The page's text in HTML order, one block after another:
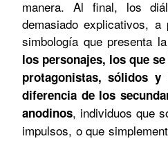
manera. Al final, los
demasiado explicativos,
simbología que presenta
los personajes, los que
protagonistas, sólidos
diferencia de los
anodinos, individuos que
impulsos, o que